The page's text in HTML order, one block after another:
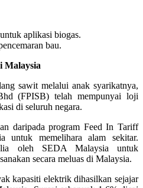
aplikasi biogas.
bau.
Malaysia
sawit melalui anak syarikatnya,
(FPISB) telah mempunyai loji
di seluruh negara.
daripada program Feed In Tariff
untuk memelihara alam sekitar.
oleh SEDA Malaysia untuk
secara meluas di Malaysia.
kapasiti elektrik dihasilkan sejajar